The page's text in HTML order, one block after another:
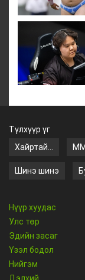
Түлхүүр үг
Хайртай...
Шинэ шинэ
Нүүр хуудас
Улс төр
Эдийн засаг
Үзэл бодол
Нийгэм
Дэлхий